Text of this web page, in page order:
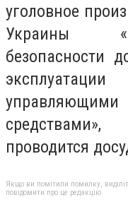
уголовное
Украины
безопасности
проводится
Якщо ви помітили помилку,
повідомити про це редакцію